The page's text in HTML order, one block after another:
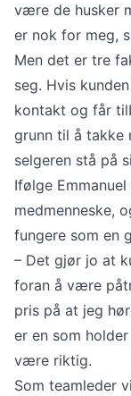
være de husker
er nok for meg,
Men det er tre
seg. Hvis
kontakt og får
grunn til å takke
selgeren stå på
Ifølge
medmenneske,
fungere som en
– Det gjør jo at
foran å være
pris på at jeg
er en som
være riktig.
Som teamleder